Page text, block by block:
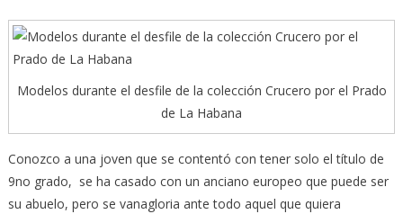
Modelos durante el desfile de la colección Crucero por el Prado
de La Habana
Conozco a una joven que se contentó con tener solo el título de
9no grado, se ha casado con un anciano europeo que puede ser
su abuelo, pero se vanagloria ante todo aquel que quiera